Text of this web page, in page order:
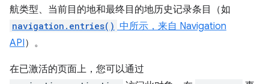
航类型、当前目的地和最终目的地历史记录条目（如
navigation.entries() 中所示，来自 Navigation
API）。
在已激活的页面上，您可以通过